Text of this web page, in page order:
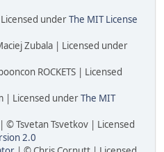
underThe MIT License
Zubala | Licensed under
ROCKETS | Licensed
| Licensed underThe MIT
| © Tsvetan Tsvetkov | Licensed
2.0